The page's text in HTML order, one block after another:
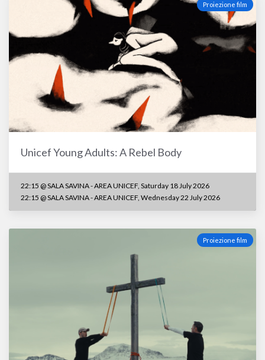
Proiezione film
Unicef Young Adults: A Rebel Body
22:15 @ SALA SAVINA - AREA UNICEF, Saturday 18 July 2026
22:15 @ SALA SAVINA - AREA UNICEF, Wednesday 22 July 2026
Proiezione film